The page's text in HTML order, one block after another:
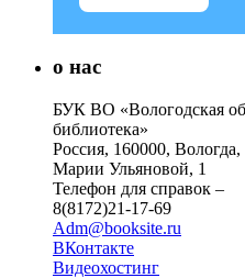
о нас
БУК ВО «Вологодская
библиотека»
Россия, 160000, Вологда,
Марии Ульяновой, 1
Телефон для справок –
8(8172)21-17-69
Adm@booksite.ru
ВКонтакте
Видеохостинг